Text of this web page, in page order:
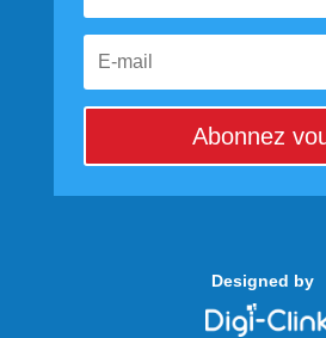
Abonnez
Designed by